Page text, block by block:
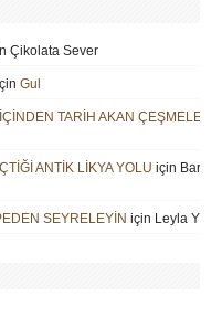
Çikolata Sever
Gul
TARİH AKAN ÇEŞMELER
ANTİK LİKYA YOLU için
SEYRELEYİN için Leyla